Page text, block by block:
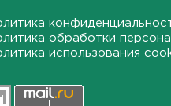
пожара в
обработки
использования